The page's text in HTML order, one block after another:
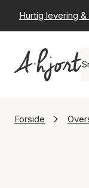
Hurtig levering
Forside